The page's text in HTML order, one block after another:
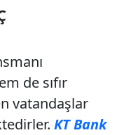
de sıfır
vatandaşlar
KT Bank